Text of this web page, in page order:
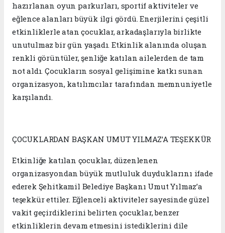
hazırlanan oyun parkurları, sportif aktiviteler ve
eğlence alanları büyük ilgi gördü. Enerjilerini çeşitli
etkinliklerle atan çocuklar, arkadaşlarıyla birlikte
unutulmaz bir gün yaşadı. Etkinlik alanında oluşan
renkli görüntüler, şenliğe katılan ailelerden de tam
not aldı. Çocukların sosyal gelişimine katkı sunan
organizasyon, katılımcılar tarafından memnuniyetle
karşılandı.
ÇOCUKLARDAN BAŞKAN UMUT YILMAZ’A TEŞEKKÜR
Etkinliğe katılan çocuklar, düzenlenen
organizasyondan büyük mutluluk duyduklarını ifade
ederek Şehitkamil Belediye Başkanı Umut Yılmaz’a
teşekkür ettiler. Eğlenceli aktiviteler sayesinde güzel
vakit geçirdiklerini belirten çocuklar, benzer
etkinliklerin devam etmesini istediklerini dile